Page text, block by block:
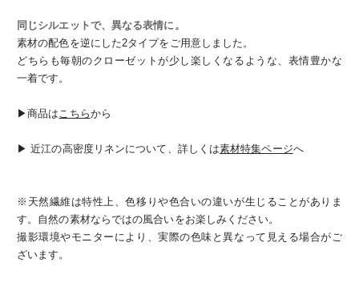
同じシルエットで、異なる表情に。
素材の配色を逆にした2タイプをご用意しました。
どちらも毎朝のクローゼットが少し楽しくなるような、表情豊かな
一着です。
▶︎商品は こちらから
▶︎ 近江の高密度リネンについて、詳しくは素材特集ページへ
※天然繊維は特性上、色移りや色合いの違いが生じることがありま
す。自然の素材ならではの風合いをお楽しみください。
撮影環境やモニターにより、実際の色味と異なって見える場合がご
ざいます。